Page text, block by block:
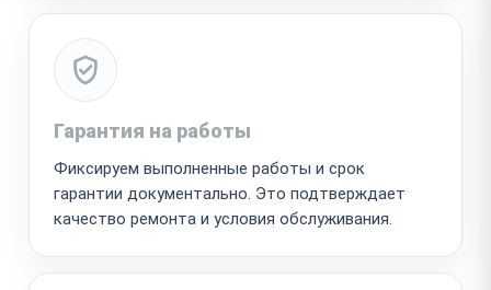
Гарантия на работы
Фиксируем выполненные работы и срок
гарантии документально. Это подтверждает
качество ремонта и условия обслуживания.